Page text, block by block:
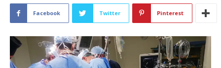
Facebook Twitter Pinterest